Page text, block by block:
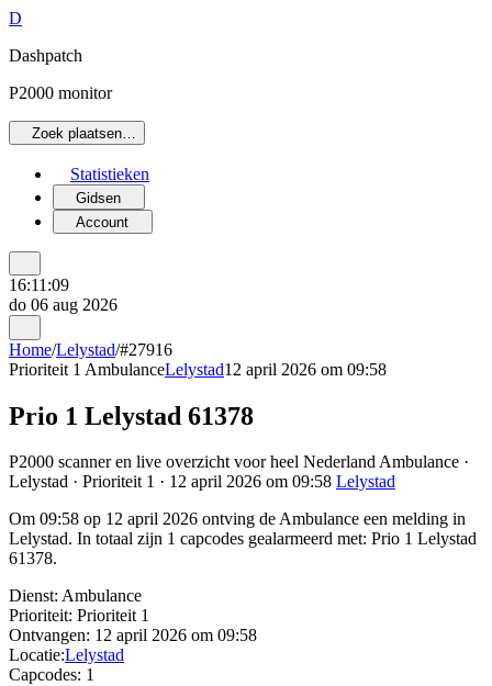
D
Dashpatch
P2000 monitor
Zoek plaatsen…
Statistieken
Gidsen
Account
16:11:09
do 06 aug 2026
Home/Lelystad/#27916
Prioriteit 1 AmbulanceLelystad12 april 2026 om 09:58
Prio 1 Lelystad 61378
P2000 scanner en live overzicht voor heel Nederland Ambulance ·
Lelystad · Prioriteit 1 · 12 april 2026 om 09:58 Lelystad
Om 09:58 op 12 april 2026 ontving de Ambulance een melding in
Lelystad. In totaal zijn 1 capcodes gealarmeerd met: Prio 1 Lelystad
61378.
Dienst: Ambulance
Prioriteit: Prioriteit 1
Ontvangen: 12 april 2026 om 09:58
Locatie:Lelystad
Capcodes: 1